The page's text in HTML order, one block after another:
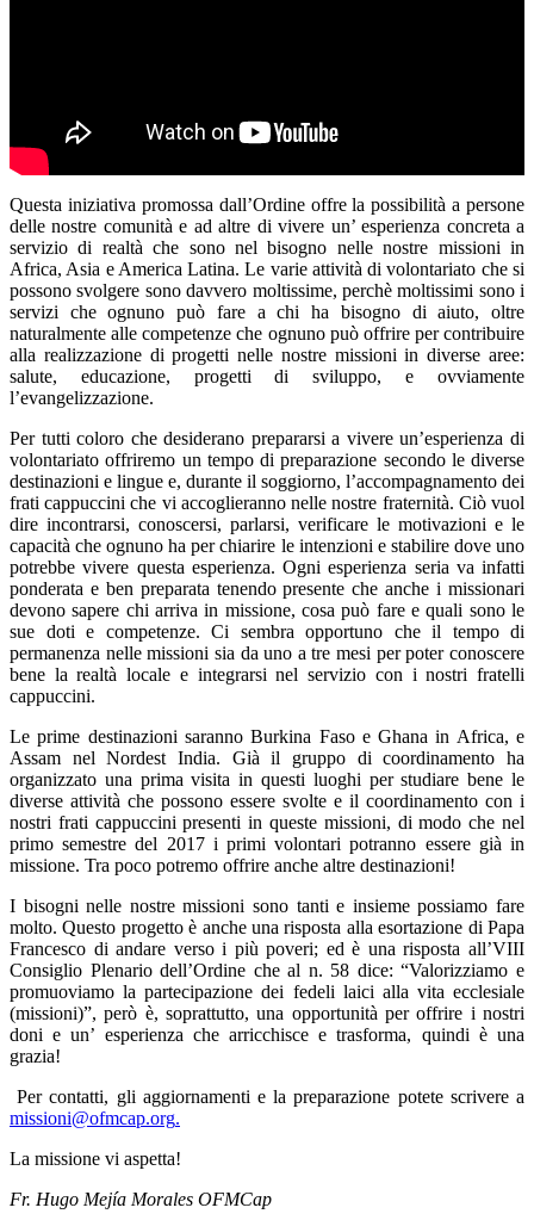
Questa iniziativa promossa dall’Ordine offre la possibilità a persone
delle nostre comunità e ad altre di vivere un’ esperienza concreta a
servizio di realtà che sono nel bisogno nelle nostre missioni in
Africa, Asia e America Latina. Le varie attività di volontariato che si
possono svolgere sono davvero moltissime, perchè moltissimi sono i
servizi che ognuno può fare a chi ha bisogno di aiuto, oltre
naturalmente alle competenze che ognuno può offrire per contribuire
alla realizzazione di progetti nelle nostre missioni in diverse aree:
salute, educazione, progetti di sviluppo, e ovviamente
l’evangelizzazione.
Per tutti coloro che desiderano prepararsi a vivere un’esperienza di
volontariato offriremo un tempo di preparazione secondo le diverse
destinazioni e lingue e, durante il soggiorno, l’accompagnamento dei
frati cappuccini che vi accoglieranno nelle nostre fraternità. Ciò vuol
dire incontrarsi, conoscersi, parlarsi, verificare le motivazioni e le
capacità che ognuno ha per chiarire le intenzioni e stabilire dove uno
potrebbe vivere questa esperienza. Ogni esperienza seria va infatti
ponderata e ben preparata tenendo presente che anche i missionari
devono sapere chi arriva in missione, cosa può fare e quali sono le
sue doti e competenze. Ci sembra opportuno che il tempo di
permanenza nelle missioni sia da uno a tre mesi per poter conoscere
bene la realtà locale e integrarsi nel servizio con i nostri fratelli
cappuccini.
Le prime destinazioni saranno Burkina Faso e Ghana in Africa, e
Assam nel Nordest India. Già il gruppo di coordinamento ha
organizzato una prima visita in questi luoghi per studiare bene le
diverse attività che possono essere svolte e il coordinamento con i
nostri frati cappuccini presenti in queste missioni, di modo che nel
primo semestre del 2017 i primi volontari potranno essere già in
missione. Tra poco potremo offrire anche altre destinazioni!
I bisogni nelle nostre missioni sono tanti e insieme possiamo fare
molto. Questo progetto è anche una risposta alla esortazione di Papa
Francesco di andare verso i più poveri; ed è una risposta all’VIII
Consiglio Plenario dell’Ordine che al n. 58 dice: “Valorizziamo e
promuoviamo la partecipazione dei fedeli laici alla vita ecclesiale
(missioni)”, però è, soprattutto, una opportunità per offrire i nostri
doni e un’ esperienza che arricchisce e trasforma, quindi è una
grazia!
Per contatti, gli aggiornamenti e la preparazione potete scrivere a
missioni@ofmcap.org.
La missione vi aspetta!
Fr. Hugo Mejía Morales OFMCap